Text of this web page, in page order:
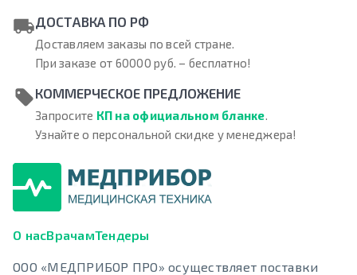
ДОСТАВКА ПО РФ
Доставляем заказы по всей стране.
При заказе от 60000 руб. – бесплатно!
КОММЕРЧЕСКОЕ ПРЕДЛОЖЕНИЕ
Запросите КП на официальном бланке.
Узнайте о персональной скидке у менеджера!
О насВрачамТендеры
ООО «МЕДПРИБОР ПРО» осуществляет поставки